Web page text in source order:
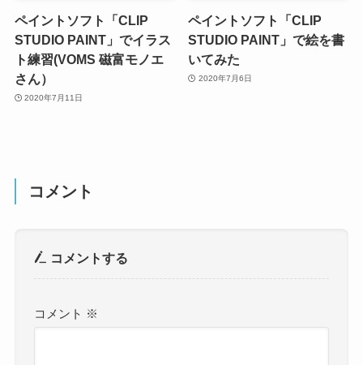
ペイントソフト「CLIP
STUDIO PAINT」でイラス
ト練習(VOMS 磁富モノエ
さん）
2020年7月11日
ペイントソフト「CLIP
STUDIO PAINT」で絵を書
いてみた
2020年7月6日
コメント
コメントする
コメント ※